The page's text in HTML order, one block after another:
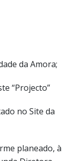
da Amora;
“Projecto”
no Site da
planeado, à